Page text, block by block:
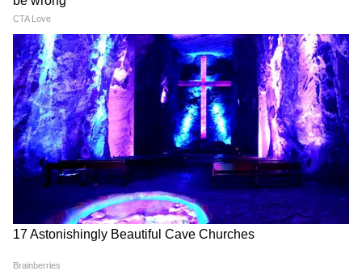
LATEST VIDEOS
Atiq Ahmad की पत्नी शाइस्ता तोड़ेंगी फरारी ?
या अबान के जनाजे से भी रहेंगी दूर
विपक्ष का हंगामा, गृह मंत्री Amit Shah का नाम